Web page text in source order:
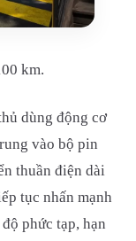
km.
dùng động cơ
vào bộ pin
thuần điện dài
tục nhấn mạnh
phức tạp, hạn